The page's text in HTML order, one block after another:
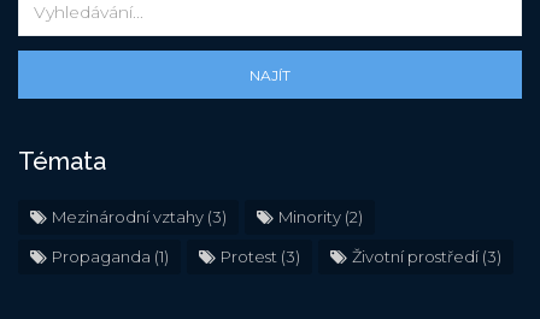
NAJÍT
Témata
Mezinárodní vztahy (3) Minority (2)
Propaganda (1) Protest (3) Životní prostředí(3)